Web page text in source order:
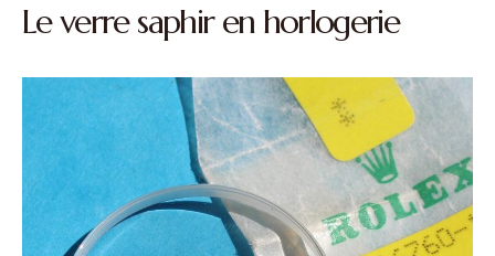
Le verre saphir en horlogerie